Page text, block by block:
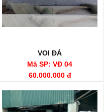
VOI ĐÁ
Mã SP: VĐ 04
60.000.000 đ